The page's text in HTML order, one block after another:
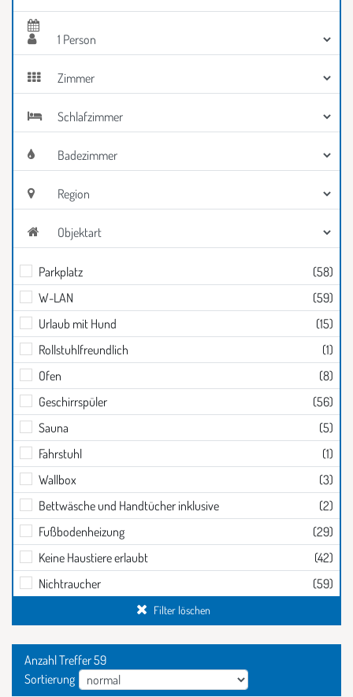
Eingabe Personen
Eingabe Zimmer
Eingabe Schlafzimmer
Eingabe Badezimmer
Eingabe Region
Eingabe Objektart
Parkplatz
(58)
W-LAN
(59)
Urlaub mit Hund
(15)
Rollstuhlfreundlich
(1)
Ofen
(8)
Geschirrspüler
(56)
Sauna
(5)
Fahrstuhl
(1)
Wallbox
(3)
Bettwäsche und Handtücher inklusive
(2)
Fußbodenheizung
(29)
Keine Haustiere erlaubt
(42)
Nichtraucher
(59)
Filter löschen
Anzahl Treffer 59
Sortierung Eingabe Sotierart